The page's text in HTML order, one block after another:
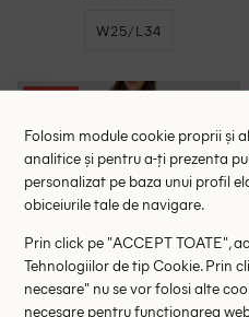
W25/L34
Folosim module cookie proprii și
analitice și pentru a-ți prezenta
personalizat pe baza unui profil
obiceiurile tale de navigare.
Prin click pe "ACCEPT TOATE",
Tehnologiilor de tip Cookie. Prin
necesare" nu se vor folosi alte
necesare pentru functionarea